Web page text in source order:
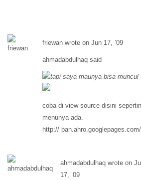
friewan wrote on Jun 17, ’09
ahmadabdulhaq said
tapi saya maunya bisa muncul
coba di view source disini
menunya ada.
http://
ahmadabdulhaq wrote on
17, ’09